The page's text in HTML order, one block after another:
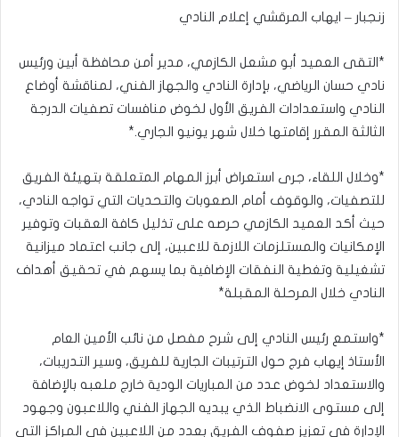
زنجبار – ايهاب المرقشي إعلام النادي
*التقى العميد أبو مشعل الكازمي، مدير أمن محافظة أبين ورئيس
نادي حسان الرياضي، بإدارة النادي والجهاز الفني، لمناقشة أوضاع
النادي واستعدادات الفريق الأول لخوض منافسات تصفيات الدرجة
الثالثة المقرر إقامتها خلال شهر يونيو الجاري.*
*وخلال اللقاء، جرى استعراض أبرز المهام المتعلقة بتهيئة الفريق
للتصفيات، والوقوف أمام الصعوبات والتحديات التي تواجه النادي،
حيث أكد العميد الكازمي حرصه على تذليل كافة العقبات وتوفير
الإمكانيات والمستلزمات اللازمة للاعبين، إلى جانب اعتماد ميزانية
تشغيلية وتغطية النفقات الإضافية بما يسهم في تحقيق أهداف
النادي خلال المرحلة المقبلة*
*واستمع رئيس النادي إلى شرح مفصل من نائب الأمين العام
الأستاذ إيهاب فرج حول الترتيبات الجارية للفريق، وسير التدريبات،
والاستعداد لخوض عدد من المباريات الودية خارج ملعبه بالإضافة
إلى مستوى الانضباط الذي يبديه الجهاز الفني واللاعبون وجهود
الإدارة في تعزيز صفوف الفريق بعدد من اللاعبين في المراكز التي